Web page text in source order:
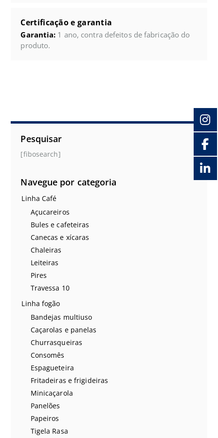
Certificação e garantia
Garantia: 1 ano, contra defeitos de fabricação do
produto.
Pesquisar
[fibosearch]
Navegue por categoria
Linha Café
Açucareiros
Bules e cafeteiras
Canecas e xícaras
Chaleiras
Leiteiras
Pires
Travessa 10
Linha fogão
Bandejas multiuso
Caçarolas e panelas
Churrasqueiras
Consomês
Espagueteira
Fritadeiras e frigideiras
Minicaçarola
Panelões
Papeiros
Tigela Rasa